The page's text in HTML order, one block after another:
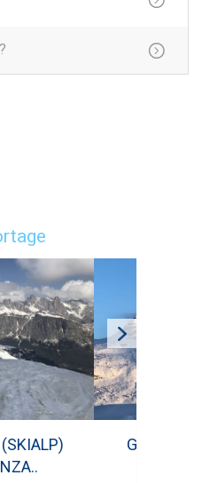
NATALE 2019